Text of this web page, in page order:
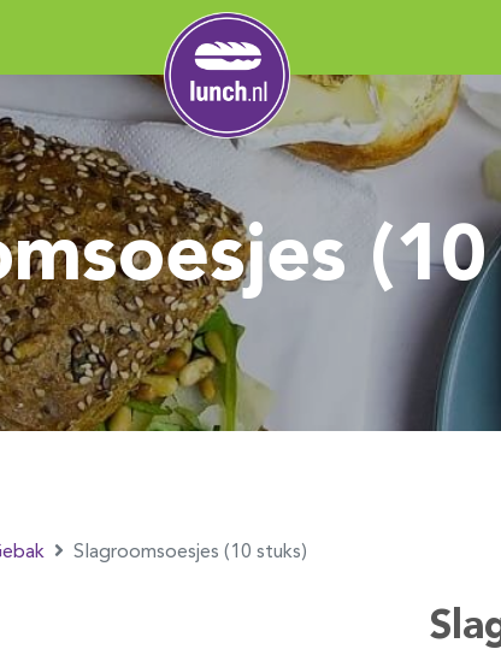
Slagroomsoesjes (10 stuks)